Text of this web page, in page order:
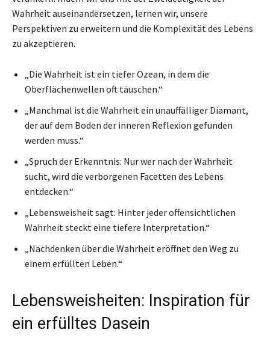
Wahrheit auseinandersetzen, lernen wir, unsere
Perspektiven zu erweitern und die Komplexität des Lebens
zu akzeptieren.
„Die Wahrheit ist ein tiefer Ozean, in dem die
Oberflächenwellen oft täuschen.“
„Manchmal ist die Wahrheit ein unauffälliger Diamant,
der auf dem Boden der inneren Reflexion gefunden
werden muss.“
„Spruch der Erkenntnis: Nur wer nach der Wahrheit
sucht, wird die verborgenen Facetten des Lebens
entdecken.“
„Lebensweisheit sagt: Hinter jeder offensichtlichen
Wahrheit steckt eine tiefere Interpretation.“
„Nachdenken über die Wahrheit eröffnet den Weg zu
einem erfüllten Leben.“
Lebensweisheiten: Inspiration für
ein erfülltes Dasein